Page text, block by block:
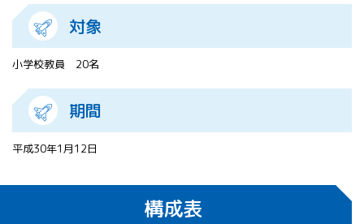
APRSAFポス
スト
議）
ム
対象
小学校教員 20名
期間
平成30年1月12日
構成表